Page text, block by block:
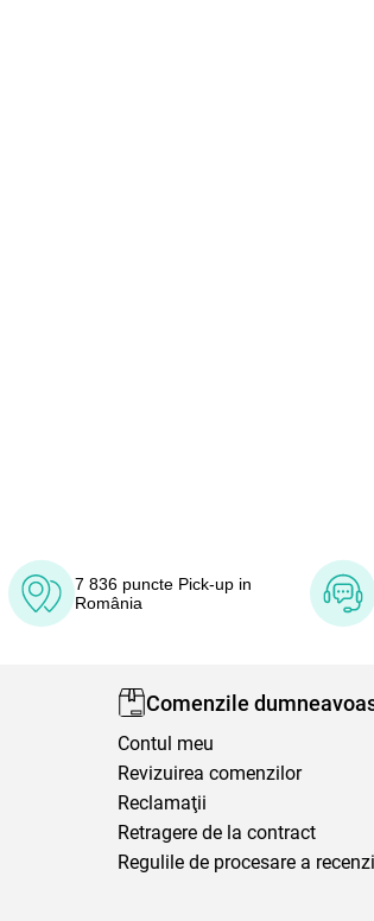
7 836 puncte Pick-up in
România
Comenzile
Contul meu
Revizuirea comenzilor
Reclamaţii
Retragere de la contract
Regulile de procesare a